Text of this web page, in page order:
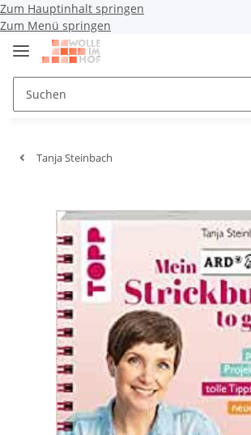
Zum Hauptinhalt springen
Zum Menü springen
Tanja Steinbach